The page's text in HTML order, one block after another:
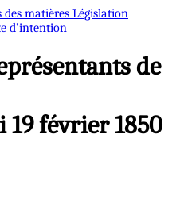
des matières Législation
d’intention
de
19 février 1850